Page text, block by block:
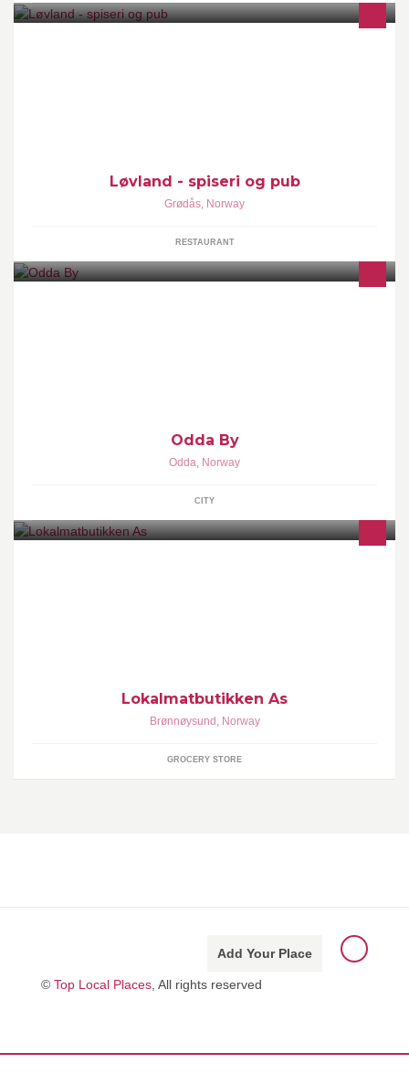
Løvland - spiseri og pub
Grødås, Norway
RESTAURANT
Odda By
Odda, Norway
CITY
Lokalmatbutikken As
Brønnøysund , Norway
GROCERY STORE
Add Your Place
© Top Local Places, All rights reserved